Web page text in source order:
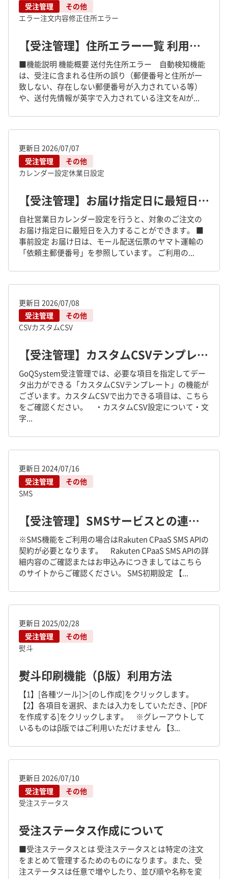
受注管理
その他
エラー注文内容修正住所エラー
【受注管理】住所エラー一覧 利用者マニュアル
■機能説明 機能概要 送付先住所エラー 自動検知機能
は、受注に含まれる住所の誤り（郵便番号と住所が一
致しない、存在しない郵便番号が入力されている等）
や、送付先情報が英字で入力されている注文をAIが...
更新日 2026/07/07
受注管理
その他
カレンダー設定休業日設定
【受注管理】お届け指定日に最短日を入力する方法
自社営業日カレンダー設定を行うと、対象のご注文の
お届け指定日に最短日を入力することができます。 ■
事前設定 お届け日は、モール配送伝票のヤマト運輸の
「依頼主郵便番号」を参照しています。 ご利用の...
更新日 2026/07/08
受注管理
その他
CSVカスタムCSV
【受注管理】カスタムCSVテンプレートについて
GoQSystem受注管理では、必要な項目を指定してデー
タ出力ができる「カスタムCSVテンプレート」の機能が
ございます。カスタムCSVで出力できる項目は、こちら
をご確認ください。 ・カスタムCSV設定について・文
字...
更新日 2024/07/16
受注管理
その他
SMS
【受注管理】SMSサービスとの連携方法
※SMS機能をご利用の場合はRakuten CPaaS SMS APIの
契約が必要となります。 Rakuten CPaaS SMS APIの詳
細内容のご確認またはお申込みにつきましてはこちら
のサイトからご確認ください。 SMS初期設定 【...
更新日 2025/02/28
受注管理
その他
熨斗
熨斗印刷機能（β版）利用方法
【1】[各種ツール]＞[のし作成]をクリックします。
【2】各項目を選択、または入力をしていただき、[PDF
を作成する]をクリックします。 ※グレーアウトして
いるものはβ版ではご利用いただけません 【3...
更新日 2026/07/10
受注管理
その他
受注ステータス
受注ステータス作成について
■受注ステータスとは 受注ステータスとは特定の注文
をまとめて管理するためのものになります。また、受
注ステータスは任意で増やしたり、並び順や名称を変